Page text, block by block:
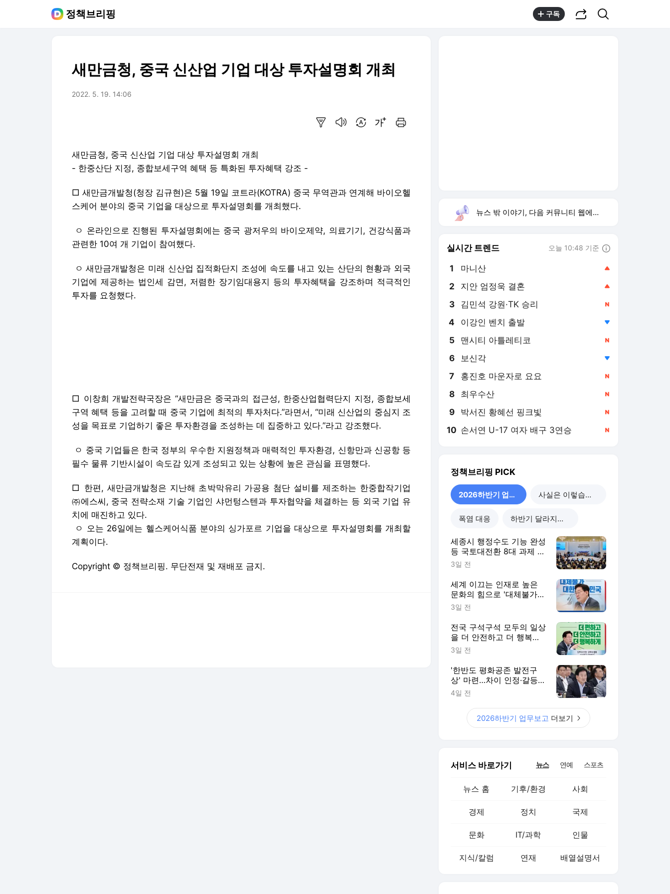
정책브리핑 구독
새만금청, 중국 신산업 기업 대상 투자설명회 개최
2022. 5. 19. 14:06
새만금청, 중국 신산업 기업 대상 투자설명회 개최
- 한중산단 지정, 종합보세구역 혜택 등 특화된 투자혜택 강조 -
□ 새만금개발청(청장 김규현)은 5월 19일 코트라(KOTRA) 중국 무역관과 연계해 바이오헬
스케어 분야의 중국 기업을 대상으로 투자설명회를 개최했다.
ㅇ 온라인으로 진행된 투자설명회에는 중국 광저우의 바이오제약, 의료기기, 건강식품과
관련한 10여 개 기업이 참여했다.
ㅇ 새만금개발청은 미래 신산업 집적화단지 조성에 속도를 내고 있는 산단의 현황과 외국
기업에 제공하는 법인세 감면, 저렴한 장기임대용지 등의 투자혜택을 강조하며 적극적인
투자를 요청했다.
□ 이창희 개발전략국장은 “새만금은 중국과의 접근성, 한중산업협력단지 지정, 종합보세
구역 혜택 등을 고려할 때 중국 기업에 최적의 투자처다.”라면서, “미래 신산업의 중심지 조
성을 목표로 기업하기 좋은 투자환경을 조성하는 데 집중하고 있다.”라고 강조했다.
ㅇ 중국 기업들은 한국 정부의 우수한 지원정책과 매력적인 투자환경, 신항만과 신공항 등
필수 물류 기반시설이 속도감 있게 조성되고 있는 상황에 높은 관심을 표명했다.
□ 한편, 새만금개발청은 지난해 초박막유리 가공용 첨단 설비를 제조하는 한중합작기업
㈜에스씨, 중국 전략소재 기술 기업인 샤먼텅스텐과 투자협약을 체결하는 등 외국 기업 유
치에 매진하고 있다.
ㅇ 오는 26일에는 헬스케어식품 분야의 싱가포르 기업을 대상으로 투자설명회를 개최할
계획이다.
Copyright © 정책브리핑. 무단전재 및 재배포 금지.
뉴스 밖 이야기, 다음 커뮤니티 웹에서 보기
실시간 트렌드 오늘 10:48 기준
1 마니산
2 지안 엄정욱 결혼
3 김민석 강원·TK 승리
4 이강인 벤치 출발
5 맨시티 아틀레티코
6 보신각
7 홍진호 마운자로 요요
8 최우수산
9 박서진 황혜선 핑크빛
10 손서연 U-17 여자 배구 3연승
정책브리핑 PICK
2026하반기 업무보고 사실은 이렇습니다
폭염 대응 하반기 달라지는 정책
세종시 행정수도 기능 완성
등 국토대전환 8대 과제 이
달 중 발표
3일 전
세계 이끄는 인재로 높은
문화의 힘으로 '대체불가
대한민국'
3일 전
전국 구석구석 모두의 일상
을 더 안전하고 더 행복하
게
3일 전
'한반도 평화공존 발전구
상' 마련…차이 인정·갈등
평화적 해결
4일 전
2026하반기 업무보고 더보기
서비스 바로가기 뉴스 연예 스포츠
뉴스 홈 기후/환경 사회
경제 정치 국제
문화 IT/과학 인물
지식/칼럼 연재 배열설명서